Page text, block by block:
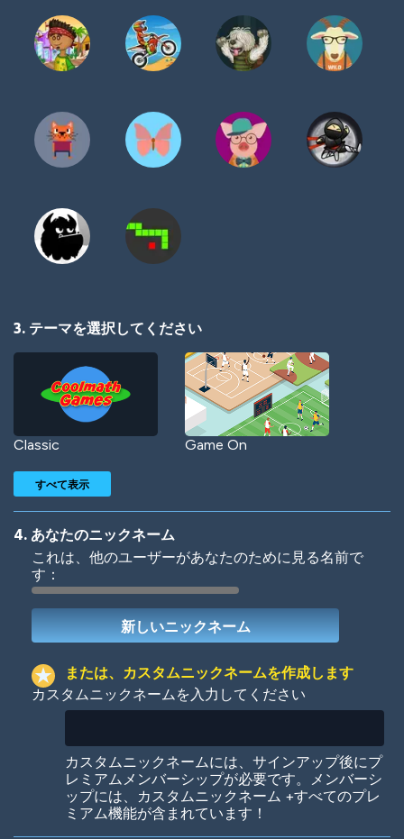
3. テーマを選択してください
Classic Game On
Woof
Colorful
すべて表示
4. あなたのニックネーム
これは、他のユーザーがあなたのために見る名前で
す：
または、カスタムニックネームを作成します
カスタムニックネームを入力してください
カスタムニックネームには、サインアップ後にプ
レミアムメンバーシップが必要です。メンバーシ
ップには、カスタムニックネーム +すべてのプレ
ミアム機能が含まれています！